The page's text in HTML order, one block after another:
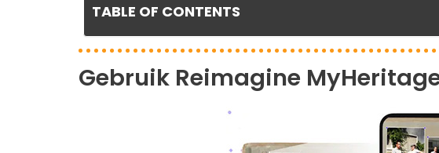
TABLE OF CONTENTS
Gebruik Reimagine